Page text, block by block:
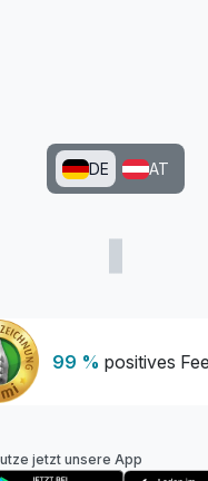
99 % positives
DE AT
jetzt unsere App